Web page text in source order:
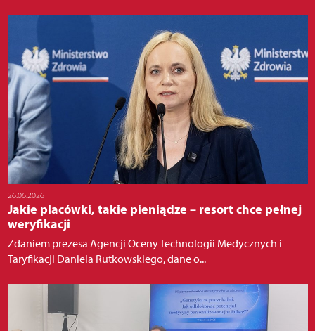
26.06.2026
Jakie placówki, takie pieniądze – resort chce pełnej
weryfikacji
Zdaniem prezesa Agencji Oceny Technologii Medycznych i
Taryfikacji Daniela Rutkowskiego, dane o...